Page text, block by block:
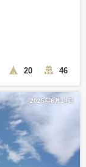
20 46
2025年6月14日